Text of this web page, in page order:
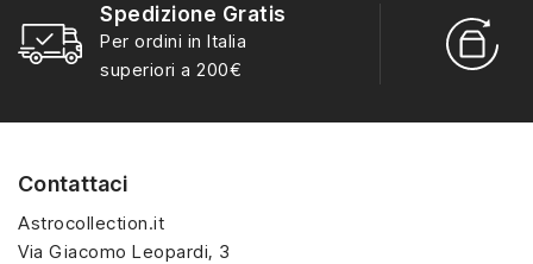
Demogorgon e tanti altri
personaggi iconici della
serie Netflix, riprodotti in
come regalo originale.
Eleven, Dustin,
Demogorgon e tanti altri
personaggi iconici della
miniatura con dettagli
Spedizione Gratis
Per ordini in Italia
superiori a 200€
Contattaci
Astrocollection.it
Via Giacomo Leopardi, 3